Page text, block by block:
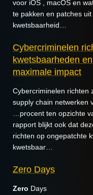
voor iOS , macOS en
te pakken en patches
kwetsbaarheid…
Cybercriminelen
kwetsbaarheden
maximale impact
Cybercriminelen richten
supply chain netwerken
…procent ten opzichte
rapport blijkt ook dat
richten op ongepatchte
kwetsbaar…
Zero Days
Zero Days